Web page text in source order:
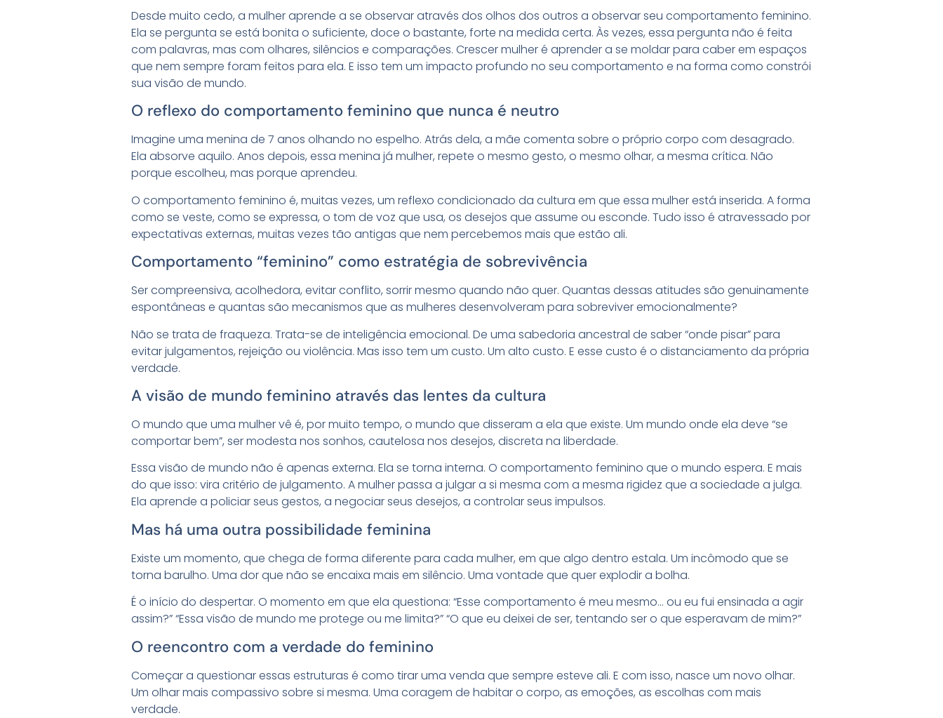
Desde muito cedo, a mulher aprende a se observar através dos olhos dos outros a observar seu comportamento feminino.
Ela se pergunta se está bonita o suficiente, doce o bastante, forte na medida certa. Às vezes, essa pergunta não é feita
com palavras, mas com olhares, silêncios e comparações. Crescer mulher é aprender a se moldar para caber em espaços
que nem sempre foram feitos para ela. E isso tem um impacto profundo no seu comportamento e na forma como constrói
sua visão de mundo.
O reflexo do comportamento feminino que nunca é neutro
Imagine uma menina de 7 anos olhando no espelho. Atrás dela, a mãe comenta sobre o próprio corpo com desagrado.
Ela absorve aquilo. Anos depois, essa menina já mulher, repete o mesmo gesto, o mesmo olhar, a mesma crítica. Não
porque escolheu, mas porque aprendeu.
O comportamento feminino é, muitas vezes, um reflexo condicionado da cultura em que essa mulher está inserida. A forma
como se veste, como se expressa, o tom de voz que usa, os desejos que assume ou esconde. Tudo isso é atravessado por
expectativas externas, muitas vezes tão antigas que nem percebemos mais que estão ali.
Comportamento “feminino” como estratégia de sobrevivência
Ser compreensiva, acolhedora, evitar conflito, sorrir mesmo quando não quer. Quantas dessas atitudes são genuinamente
espontâneas e quantas são mecanismos que as mulheres desenvolveram para sobreviver emocionalmente?
Não se trata de fraqueza. Trata-se de inteligência emocional. De uma sabedoria ancestral de saber “onde pisar” para
evitar julgamentos, rejeição ou violência. Mas isso tem um custo. Um alto custo. E esse custo é o distanciamento da própria
verdade.
A visão de mundo feminino através das lentes da cultura
O mundo que uma mulher vê é, por muito tempo, o mundo que disseram a ela que existe. Um mundo onde ela deve “se
comportar bem”, ser modesta nos sonhos, cautelosa nos desejos, discreta na liberdade.
Essa visão de mundo não é apenas externa. Ela se torna interna. O comportamento feminino que o mundo espera. E mais
do que isso: vira critério de julgamento. A mulher passa a julgar a si mesma com a mesma rigidez que a sociedade a julga.
Ela aprende a policiar seus gestos, a negociar seus desejos, a controlar seus impulsos.
Mas há uma outra possibilidade feminina
Existe um momento, que chega de forma diferente para cada mulher, em que algo dentro estala. Um incômodo que se
torna barulho. Uma dor que não se encaixa mais em silêncio. Uma vontade que quer explodir a bolha.
É o início do despertar. O momento em que ela questiona: “Esse comportamento é meu mesmo… ou eu fui ensinada a agir
assim?” “Essa visão de mundo me protege ou me limita?” “O que eu deixei de ser, tentando ser o que esperavam de mim?”
O reencontro com a verdade do feminino
Começar a questionar essas estruturas é como tirar uma venda que sempre esteve ali. E com isso, nasce um novo olhar.
Um olhar mais compassivo sobre si mesma. Uma coragem de habitar o corpo, as emoções, as escolhas com mais
verdade.